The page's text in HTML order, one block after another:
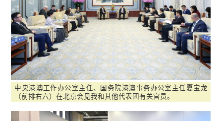
中央港澳工作办公室主任、国务院港澳事务办公室主任夏宝龙
（前排右六）在北京会见我和其他代表团有关官员。